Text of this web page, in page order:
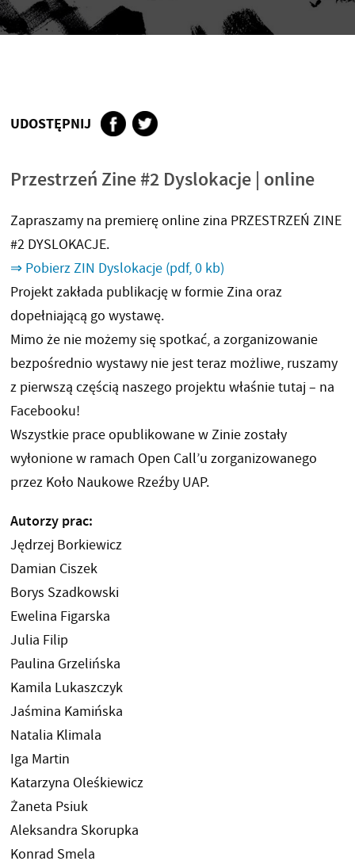
UDOSTĘPNIJ
Przestrzeń Zine #2 Dyslokacje | online
Zapraszamy na premierę online zina PRZESTRZEŃ ZINE
#2 DYSLOKACJE.
⇒ Pobierz ZIN Dyslokacje (pdf, 0 kb)
Projekt zakłada publikację w formie Zina oraz
dopełniającą go wystawę.
Mimo że nie możemy się spotkać, a zorganizowanie
bezpośrednio wystawy nie jest teraz możliwe, ruszamy
z pierwszą częścią naszego projektu właśnie tutaj – na
Facebooku!
Wszystkie prace opublikowane w Zinie zostały
wyłonione w ramach Open Call’u zorganizowanego
przez Koło Naukowe Rzeźby UAP.
Autorzy prac:
Jędrzej Borkiewicz
Damian Ciszek
Borys Szadkowski
Ewelina Figarska
Julia Filip
Paulina Grzelińska
Kamila Lukaszczyk
Jaśmina Kamińska
Natalia Klimala
Iga Martin
Katarzyna Oleśkiewicz
Żaneta Psiuk
Aleksandra Skorupka
Konrad Smela